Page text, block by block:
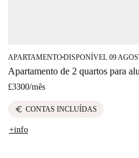
APARTAMENTO■DISPONÍVEL 09
Apartamento de 2 quartos para
£3300/mês
euro CONTAS INCLUÍDAS
+info